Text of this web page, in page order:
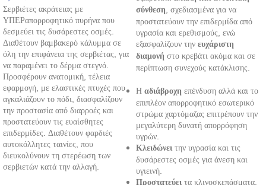
Σερβιέτες ακράτειας με
ΥΠΕΡαπορροφητικό πυρήνα που
δεσμεύει τις δυσάρεστες οσμές.
Διαθέτουν βαμβακερό κάλυμμα σε
όλη την επιφάνεια της σερβιέτας, για
να παραμένει το δέρμα στεγνό.
Προσφέρουν ανατομική, τέλεια
εφαρμογή, με ελαστικές πτυχές που
αγκαλιάζουν το πόδι, διασφαλίζουν
την προστασία από διαρροές και
προστατεύουν τις ευαίσθητες
επιδερμίδες. Διαθέτουν φαρδιές
αυτοκόλλητες ταινίες, που
διευκολύνουν τη στερέωση των
σερβιετών κατά την αλλαγή.
σύνθεση, σχεδιασμένα για να
προστατεύουν την επιδερμίδα από
υγρασία και ερεθισμούς, ενώ
εξασφαλίζουν την ευχάριστη
διαμονή στο κρεβάτι ακόμα και σε
περίπτωση συνεχούς κατάκλισης.
Η αδιάβροχη επένδυση αλλά και το
επιπλέον απορροφητικό εσωτερικό
στρώμα χαρτόμαζας επιτρέπουν την
μεγαλύτερη δυνατή απορρόφηση
υγρών.
Κλειδώνειτην υγρασία και τις
δυσάρεστες οσμές για άνεση και
υγιεινή.
τα κλινοσκεπάσματα,